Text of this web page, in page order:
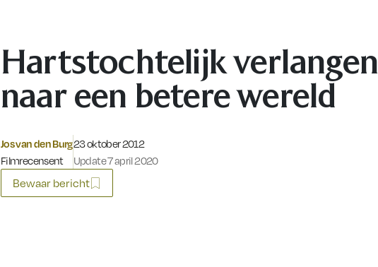
Hartstochtelijk verlangen
naar een betere wereld
Jos van den Burg
Filmrecensent
Gepubliceerd op:
23 oktober 2012
Update 7 april 2020
Bewaar bericht